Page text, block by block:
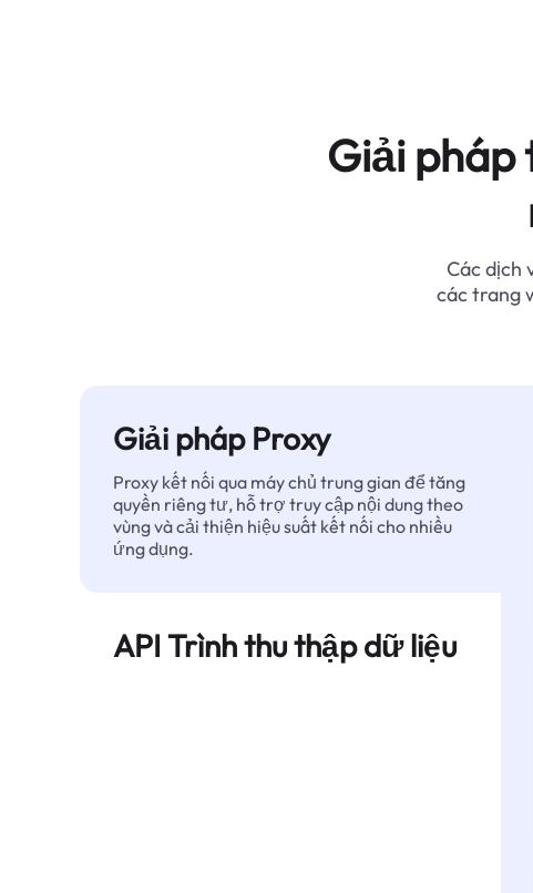
Giải
Các dịch
các trang
Giải pháp Proxy
Proxy kết nối qua máy chủ trung gian để tăng
quyền riêng tư, hỗ trợ truy cập nội dung theo
vùng và cải thiện hiệu suất kết nối cho nhiều
ứng dụng.
API Trình thu thập dữ liệu